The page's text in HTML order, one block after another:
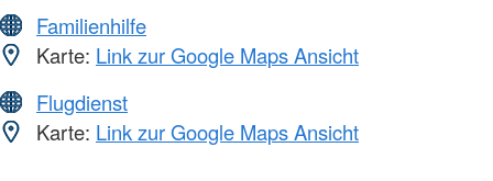
Familienhilfe
Karte: Link zur Google Maps Ansicht
Flugdienst
Karte: Link zur Google Maps Ansicht